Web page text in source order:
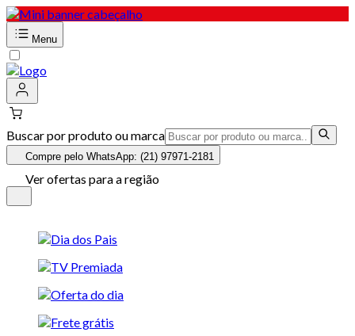
Menu
Buscar por produto ou marca
Compre pelo WhatsApp: (21) 97971-2181
Ver ofertas para a região